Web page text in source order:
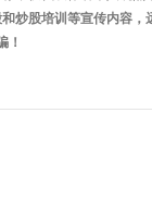
炒股培训等宣传内容
！